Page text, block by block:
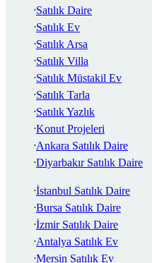
Satılık Daire
Satılık Ev
Satılık Arsa
Satılık Villa
Satılık Müstakil Ev
Satılık Tarla
Satılık Yazlık
Konut Projeleri
Ankara Satılık Daire
Diyarbakır Satılık Daire
İstanbul Satılık Daire
Bursa Satılık Daire
İzmir Satılık Daire
Antalya Satılık Ev
Mersin Satılık Ev